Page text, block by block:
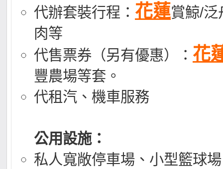
代辦套裝行程： 花蓮賞鯨/泛
肉等
代售票券（另有優惠）： 花
豐農場等套。
代租汽、機車服務
公用設施：
私人寬敞停車場、小型籃球